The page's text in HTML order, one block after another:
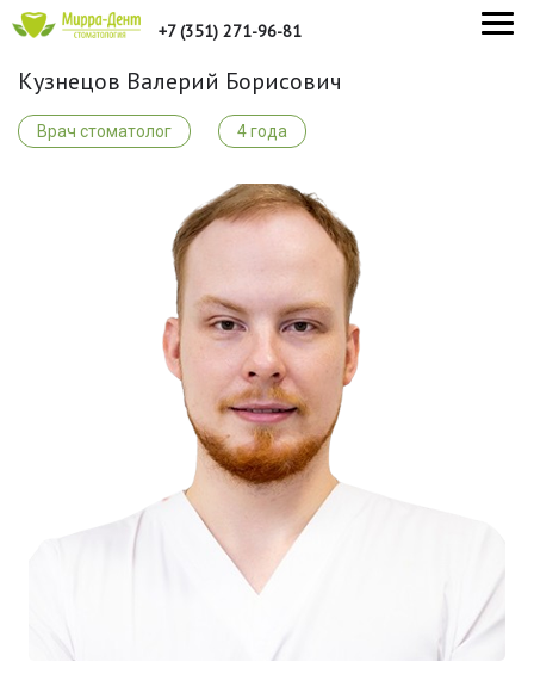
+7 (351) 271-96-81
Кузнецов Валерий Борисович
Врач стоматолог 4 года